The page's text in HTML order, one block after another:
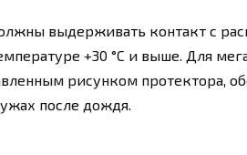
выдерживать контакт с
+30 °C и выше. Для
рисунком протектора,
после дождя.